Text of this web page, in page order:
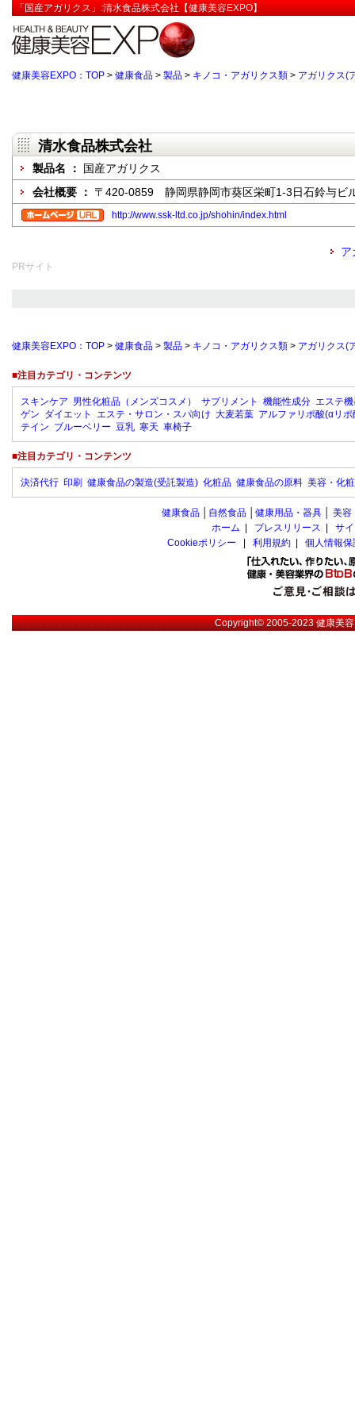
「国産アガリクス」:清水食品株式会社【健康美容EXPO】
健康美容EXPO：TOP > 健康食品 > 製品 > キノコ・アガリクス類 > アガリクス(
清水食品株式会社
製品名 ： 国産アガリクス
会社概要 ： 〒420-0859 静岡県静岡市葵区栄町1-3日石鈴与ビ
http://www.ssk-ltd.co.jp/shohin/index.html
ア
PRサイト
健康美容EXPO：TOP > 健康食品 > 製品 > キノコ・アガリクス類 > アガリクス(
■注目カテゴリ・コンテンツ
スキンケア 男性化粧品（メンズコスメ） サプリメント 機能性成分 エステ
ゲン ダイエット エステ・サロン・スパ向け 大麦若葉 アルファリポ酸(αリポ
テイン ブルーベリー 豆乳 寒天 車椅子
■注目カテゴリ・コンテンツ
決済代行 印刷 健康食品の製造(受託製造) 化粧品 健康食品の原料 美容・化
健康食品 自然食品 健康用品・器具 美容
ホーム
プレスリリース
サ
Cookieポリシー
利用規約 個人情報
Copyright© 2005-2023健康美